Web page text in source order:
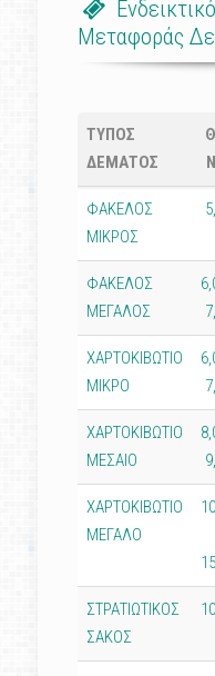
Μεταφοράς
ΤΥΠΟΣ
ΔΕΜΑΤΟΣ
ΦΑΚΕΛΟΣ
ΜΙΚΡΟΣ
ΦΑΚΕΛΟΣ
ΜΕΓΑΛΟΣ
ΧΑΡΤΟΚΙΒΩΤΙΟ
ΜΙΚΡΟ
ΧΑΡΤΟΚΙΒΩΤΙΟ
ΜΕΣΑΙΟ
ΧΑΡΤΟΚΙΒΩΤΙΟ
ΜΕΓΑΛΟ
ΣΤΡΑΤΙΩΤΙΚΟΣ
ΣΑΚΟΣ